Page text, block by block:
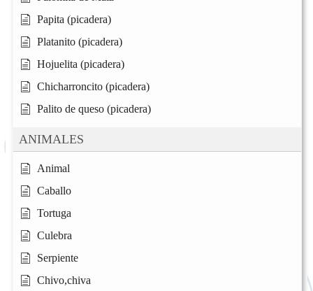
Papita (picadera)
Platanito (picadera)
Hojuelita (picadera)
Chicharroncito (picadera)
Palito de queso (picadera)
ANIMALES
Animal
Caballo
Tortuga
Culebra
Serpiente
Chivo,chiva